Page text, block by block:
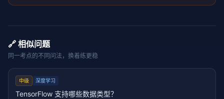
🔗 相似问题
同一考点的不同问法，换着练更稳
中级 深度学习
TensorFlow 支持哪些数据类型？